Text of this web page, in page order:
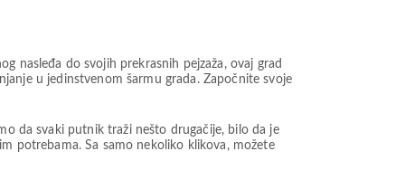
nasleđa do svojih prekrasnih pejzaža, ovaj grad
u jedinstvenom šarmu grada. Započnite svoje
da svaki putnik traži nešto drugačije, bilo da je
potrebama. Sa samo nekoliko klikova, možete